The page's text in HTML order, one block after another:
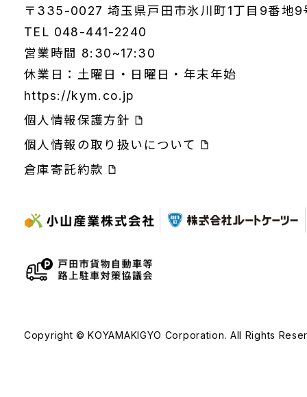
〒335-0027 埼玉県戸田市氷川町1丁目9番地9
TEL 048-441-2240
営業時間 8:30~17:30
休業日：土曜日・日曜日・年末年始
https://kym.co.jp
個人情報保護方針
個人情報の取り扱いについて
倉庫寄託約款
Copyright © KOYAMAKIGYO Corporation. All Rights